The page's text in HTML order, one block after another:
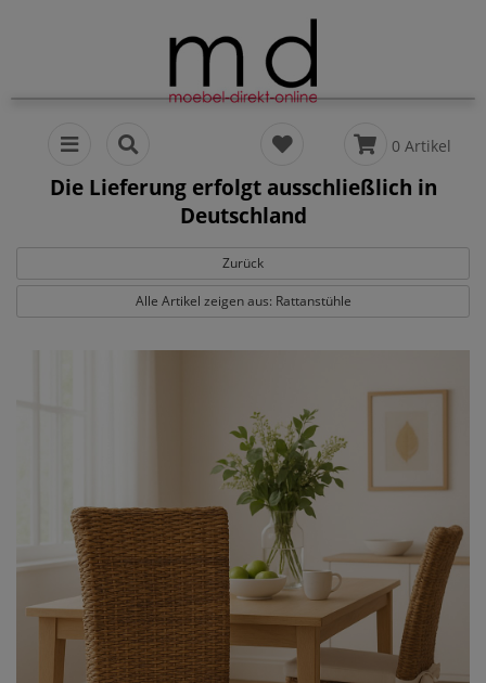
0 Artikel
Die Lieferung erfolgt ausschließlich in
Deutschland
Zurück
Alle Artikel zeigen aus: Rattanstühle